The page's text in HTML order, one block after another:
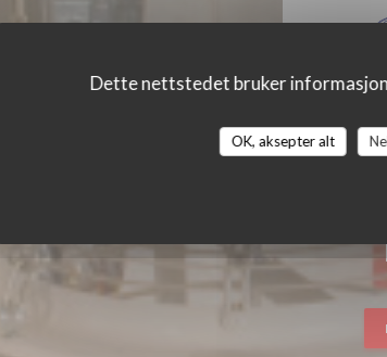
Dette nettstedet bruker
OK, aksepter alt
GRENOBLE